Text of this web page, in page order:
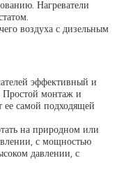
Нагреватели
воздуха с дизельным
эффективный и
Простой монтаж и
ее самой подходящей
на природном или
с мощностью
давлении, с